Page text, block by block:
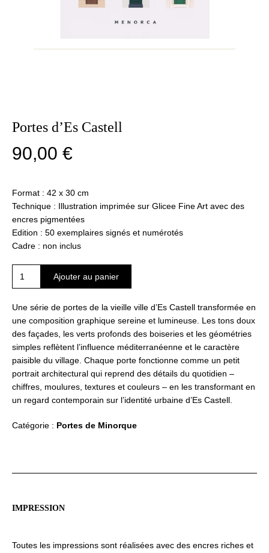
Portes d’Es Castell
90,00 €
Format : 42 x 30 cm
Technique : Illustration imprimée sur Glicee Fine Art avec des
encres pigmentées
Edition : 50 exemplaires signés et numérotés
Cadre : non inclus
Castell
Ajouter au panier
Une série de portes de la vieille ville d’Es Castell transformée en
une composition graphique sereine et lumineuse. Les tons doux
des façades, les verts profonds des boiseries et les géométries
simples reflètent l’influence méditerranéenne et le caractère
paisible du village. Chaque porte fonctionne comme un petit
portrait architectural qui reprend des détails du quotidien –
chiffres, moulures, textures et couleurs – en les transformant en
un regard contemporain sur l’identité urbaine d’Es Castell.
Catégorie : Portes de Minorque
IMPRESSION
Toutes les impressions sont réalisées avec des encres riches et